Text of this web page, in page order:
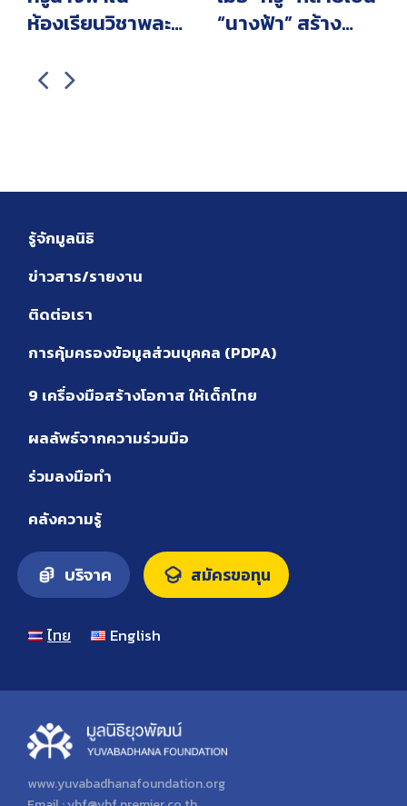
ห้องเรียนวิชาพละ
ใจเด็กซึมเศร้า ไม่ให้
“นางฟ้า” สร้าง
รู้จักมูลนิธิ
ข่าวสาร/รายงาน
ติดต่อเรา
การคุ้มครองข้อมูลส่วนบุคคล (PDPA)
9 เครื่องมือสร้างโอกาส ให้เด็กไทย
ผลลัพธ์จากความร่วมมือ
ร่วมลงมือทำ
คลังความรู้
บริจาค สมัครขอทุน
ไทย English
www.yuvabadhanafoundation.org